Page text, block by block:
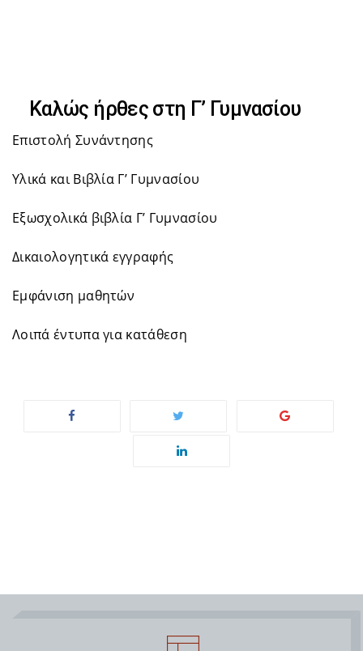
navigation
content
Καλώς ήρθες στη Γ’ Γυμνασίου
Επιστολή Συνάντησης
Υλικά και Βιβλία Γ’ Γυμνασίου
Εξωσχολικά βιβλία Γ’ Γυμνασίου
Δικαιολογητικά εγγραφής
Εμφάνιση μαθητών
Λοιπά έντυπα για κατάθεση